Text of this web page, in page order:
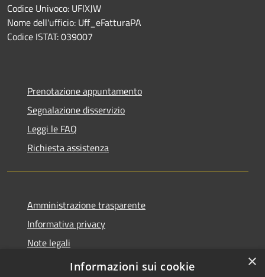
Codice Univoco: UFIXJW
Nome dell'ufficio: Uff_eFatturaPA
Codice ISTAT: 039007
Prenotazione appuntamento
Segnalazione disservizio
Leggi le FAQ
Richiesta assistenza
Amministrazione trasparente
Informativa privacy
Note legali
Dichiarazione di accessibilità
×
Informazioni sui cookie